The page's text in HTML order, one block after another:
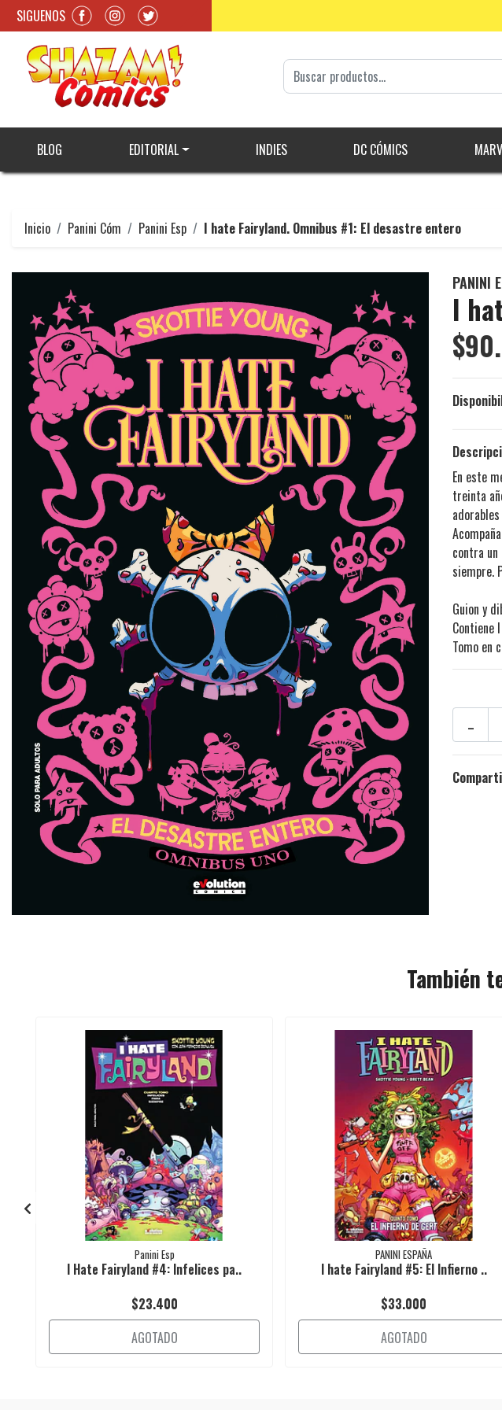
SIGUENOS
BLOG EDITORIAL INDIES DC CÓMICS
Inicio Panini Cóm Panini Esp I hate Fairyland. Omnibus #1: El desastre entero
PANINI
I
En este
treinta
contra
siempre.
Guion y
Contiene
Tomo en
-
También
Panini Esp
I Hate Fairyland #4: Infelices pa..
$23.400
AGOTADO
PANINI ESPAÑA
I hate Fairyland #5: El Infierno ..
$33.000
AGOTADO